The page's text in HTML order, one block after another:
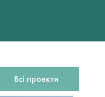
Всі проекти